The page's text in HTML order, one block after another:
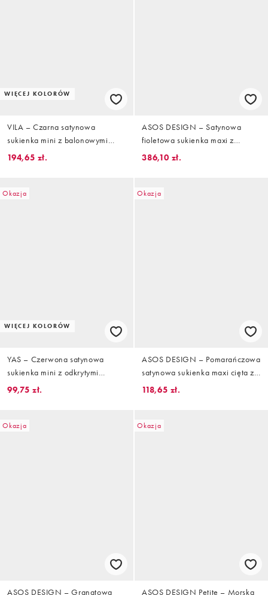
WIĘCEJ KOLORÓW
VILA – Czarna satynowa
sukienka mini z balonowymi
rękawami i wiązaniem w talii
194,65 zł.
ASOS DESIGN – Satynowa
fioletowa sukienka maxi z
długimi rękawami i spódnicą z
386,10 zł.
Okazja
WIĘCEJ KOLORÓW
YAS – Czerwona satynowa
sukienka mini z odkrytymi
plecami
99,75 zł.
Okazja
ASOS DESIGN – Pomarańczowa
satynowa sukienka maxi cięta ze
skosu w kwiatowy wzór z
118,65 zł.
Okazja
ASOS DESIGN – Granatowa
Okazja
ASOS DESIGN Petite – Morska